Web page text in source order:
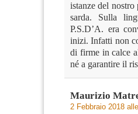
istanze del
sarda. Sulla
P.S.D’A. era
inizi. Infatti non
di firme in calce
né a garantire il
Maurizio
2 Febbraio 2018